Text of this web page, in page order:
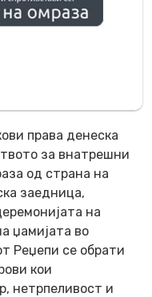
права денеска
за внатрешни
од страна на
заедница,
на
џамијата во
Реџепи се обрати
кои
нетрпеливост и